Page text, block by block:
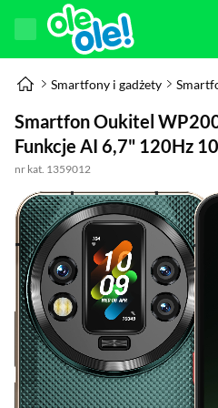
Smartfony i gadżety
Smartfon Oukitel
Funkcje AI 6,7" 120Hz
nr kat. 1359012